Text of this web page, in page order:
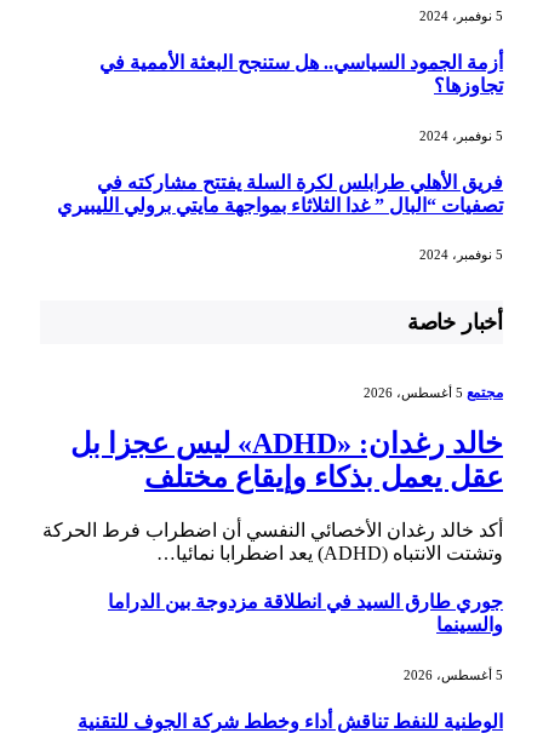
أزمة الجمود السياسي.. هل ستنجح البعثة الأممية في
تجاوزها؟
فريق الأهلي طرابلس لكرة السلة يفتتح مشاركته في
تصفيات “البال ” غدا الثلاثاء بمواجهة مايتي برولي الليبيري
أخبار خاصة
مجتمع 5 أغسطس، 2026
خالد رغدان: «ADHD» ليس عجزا بل
عقل يعمل بذكاء وإيقاع مختلف
أكد خالد رغدان الأخصائي النفسي أن اضطراب فرط الحركة
وتشتت الانتباه (ADHD) يعد اضطرابا نمائيا…
جوري طارق السيد في انطلاقة مزدوجة بين الدراما
والسينما
الوطنية للنفط تناقش أداء وخطط شركة الجوف للتقنية